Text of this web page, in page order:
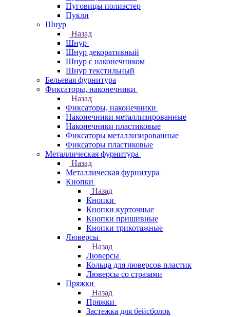
Пуговицы полиэстер
Пукли
Шнур
Назад
Шнур
Шнур декоративный
Шнур с наконечником
Шнур текстильный
Бельевая фурнитура
Фиксаторы, наконечники
Назад
Фиксаторы, наконечники
Наконечники металлизированные
Наконечники пластиковые
Фиксаторы металлизированные
Фиксаторы пластиковые
Металлическая фурнитура
Назад
Металлическая фурнитура
Кнопки
Назад
Кнопки
Кнопки курточные
Кнопки пришивные
Кнопки трикотажные
Люверсы
Назад
Люверсы
Кольца для люверсов пластик
Люверсы со стразами
Пряжки
Назад
Пряжки
Застежка для бейсболок